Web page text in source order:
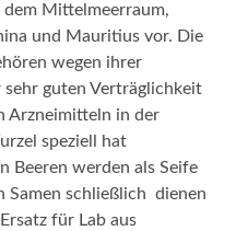
Mittelmeerraum,
und Mauritius vor. Die
wegen ihrer
guten Verträglichkeit
Arzneimitteln in der
speziell hat
Beeren werden als Seife
Samen schließlich dienen
für Lab aus